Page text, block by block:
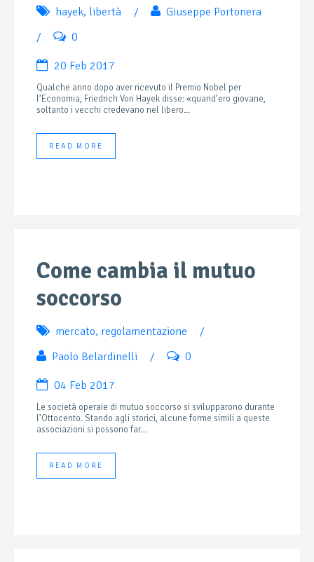
hayek, libertà /
Giuseppe Portonera
/
0
20 Feb 2017
Qualche anno dopo aver ricevuto il Premio Nobel per
l’Economia, Friedrich Von Hayek disse: «quand’ero giovane,
soltanto i vecchi credevano nel libero...
READ MORE
Come cambia il mutuo
soccorso
mercato, regolamentazione
/
Paolo Belardinelli
/ 0
04 Feb 2017
Le società operaie di mutuo soccorso si svilupparono durante
l’Ottocento. Stando agli storici, alcune forme simili a queste
associazioni si possono far...
READ MORE